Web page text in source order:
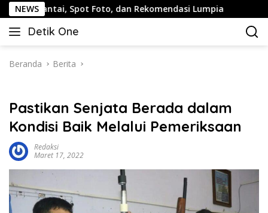
Langsung
ke
konten
NEWS
Spot Foto, dan Rekomendasi Lumpia Panduan
Detik One
Tajam
Fakta
Beranda Berita
Pastikan Senjata Berada dalam
Kondisi Baik Melalui Pemeriksaan
Redaksi
Maret 17, 2022